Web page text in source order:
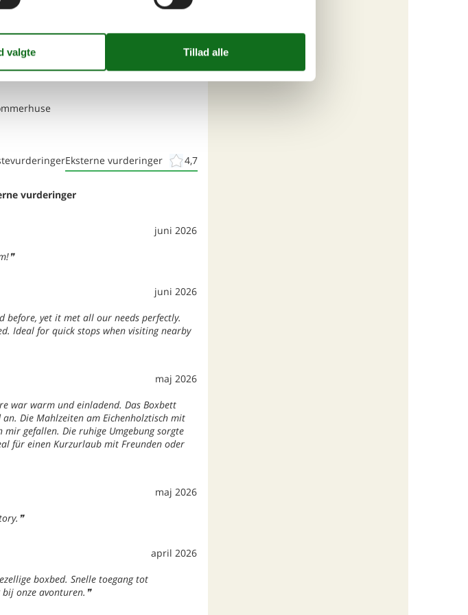
Eksterne vurderinger 4,7
vurderinger
juni 2026
juni 2026
before, yet it met all our needs perfectly.
Ideal for quick stops when visiting nearby
maj 2026
war warm und einladend. Das Boxbett
Die Mahlzeiten am Eichenholztisch mit
gefallen. Die ruhige Umgebung sorgte
für einen Kurzurlaub mit Freunden oder
maj 2026
april 2026
boxbed. Snelle toegang tot
onze avonturen.